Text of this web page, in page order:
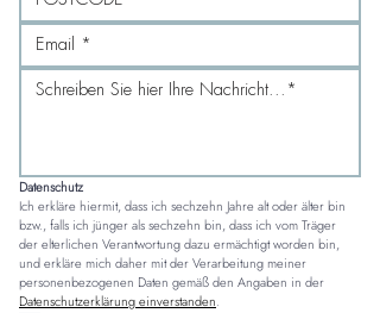
Datenschutz
Ich erkläre hiermit, dass ich sechzehn Jahre alt oder älter bin
bzw., falls ich jünger als sechzehn bin, dass ich vom Träger
der elterlichen Verantwortung dazu ermächtigt worden bin,
und erkläre mich daher mit der Verarbeitung meiner
Datenschutzerklärung einverstanden.